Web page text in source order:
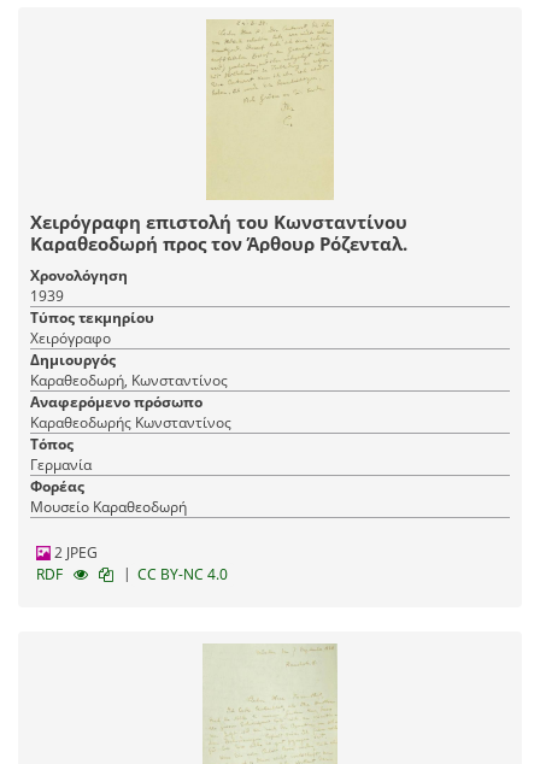
Χειρόγραφη επιστολή του Κωνσταντίνου
Καραθεοδωρή προς τον Άρθουρ Ρόζενταλ.
Χρονολόγηση
1939
Τύπος τεκμηρίου
Χειρόγραφο
Δημιουργός
Καραθεοδωρή, Κωνσταντίνος
Αναφερόμενο πρόσωπο
Καραθεοδωρής Κωνσταντίνος
Τόπος
Γερμανία
Φορέας
Μουσείο Καραθεοδωρή
2 JPEG
RDF
| CC BY-NC 4.0